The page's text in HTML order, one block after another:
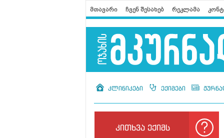
მთავარი ჩვენ შესახებ რეკლამა
კლინიკები ექიმები
კითხვა ექიმს